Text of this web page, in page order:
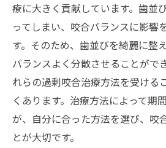
療に大きく貢献しています。歯並
ってしまい、咬合バランスに影響
す。そのため、歯並びを綺麗に整
バランスよく分散させることがで
れらの過剰咬合治療方法を受ける
くあります。治療方法によって期
が、自分に合った方法を選び、咬
とが大切です。